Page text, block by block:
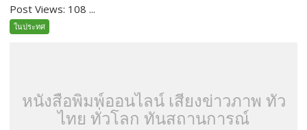
Post Views: 108 ...
ในประทศ
หนังสือพิมพ์ออนไลน์ เสียงข่าวภาพ ทั่ว
ไทย ทั่วโลก ทันสถานการณ์